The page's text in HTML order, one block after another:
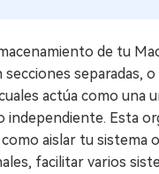
de tu
separadas,
actúa como una
independiente. Esta
aislar tu sistema
facilitar varios